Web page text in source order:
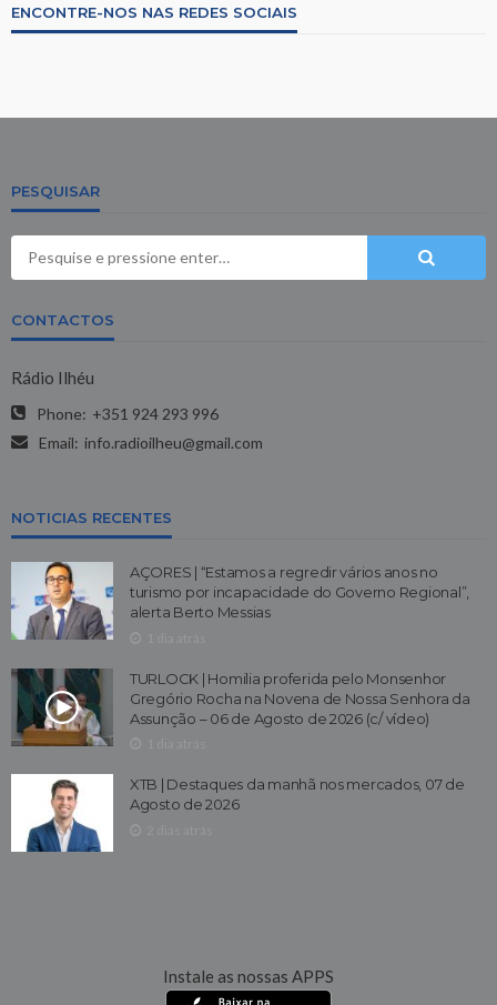
ENCONTRE-NOS NAS REDES SOCIAIS
PESQUISAR
CONTACTOS
Rádio Ilhéu
Phone: +351 924 293 996
Email: info.radioilheu@gmail.com
NOTICIAS RECENTES
AÇORES | “Estamos a regredir vários anos no
turismo por incapacidade do Governo Regional”,
alerta Berto Messias
TURLOCK | Homilia proferida pelo Monsenhor
Gregório Rocha na Novena de Nossa Senhora da
Assunção – 06 de Agosto de 2026 (c/ vídeo)
XTB | Destaques da manhã nos mercados, 07 de
Agosto de 2026
Instale as nossas APPS